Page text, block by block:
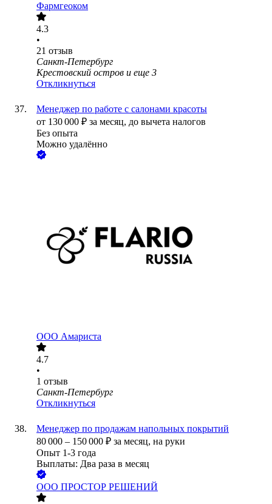
Фармгеоком
4.3
•
21 отзыв
Санкт-Петербург
Крестовский остров и еще 3
Откликнуться
Менеджер по работе с салонами красоты
от 130 000 ₽ за месяц, до вычета налогов
Без опыта
Можно удалённо
ООО Амариста
4.7
•
1 отзыв
Санкт-Петербург
Откликнуться
Менеджер по продажам напольных покрытий
80 000 – 150 000 ₽ за месяц, на руки
Опыт 1-3 года
Выплаты: Два раза в месяц
ООО ПРОСТОР РЕШЕНИЙ